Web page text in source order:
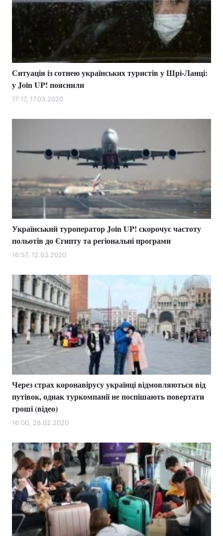
Інциденти
Здоров'я Туризм
Цікавинки Погода
Екологія
Лонгріди
Інтерв'ю Думки
Архів Вакансії
Контакти
Тема оформлення
Ситуація із сотнею українських туристів у Шрі-Ланці:
у Join UP! пояснили
17:17, 17.03.2020
Український туроператор Join UP! скорочує частоту
польотів до Єгипту та регіональні програми
16:57, 12.03.2020
Через страх коронавірусу українці відмовляються від
путівок, однак туркомпанії не поспішають повертати
гроші (відео)
16:00, 28.02.2020